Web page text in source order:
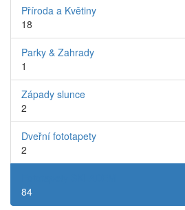
Příroda a Květiny
18
Parky & Zahrady
1
Západy slunce
2
Dveřní fototapety
2
84